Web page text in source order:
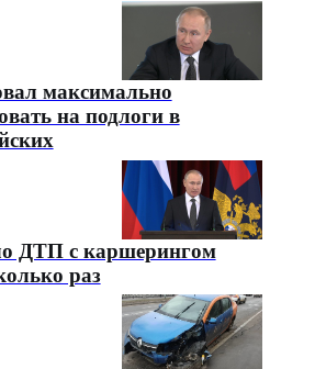
максимально
на подлоги в
ДТП с каршерингом
раз